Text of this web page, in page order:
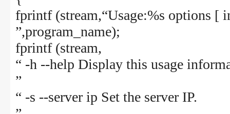
fprintf (stream,“Usage:%s options [
”,program_name);
fprintf (stream,
“ -h --help Display this usage
”
“ -s --server ip Set the server IP.